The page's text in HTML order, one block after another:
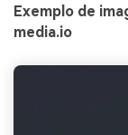
Exemplo de
media.io